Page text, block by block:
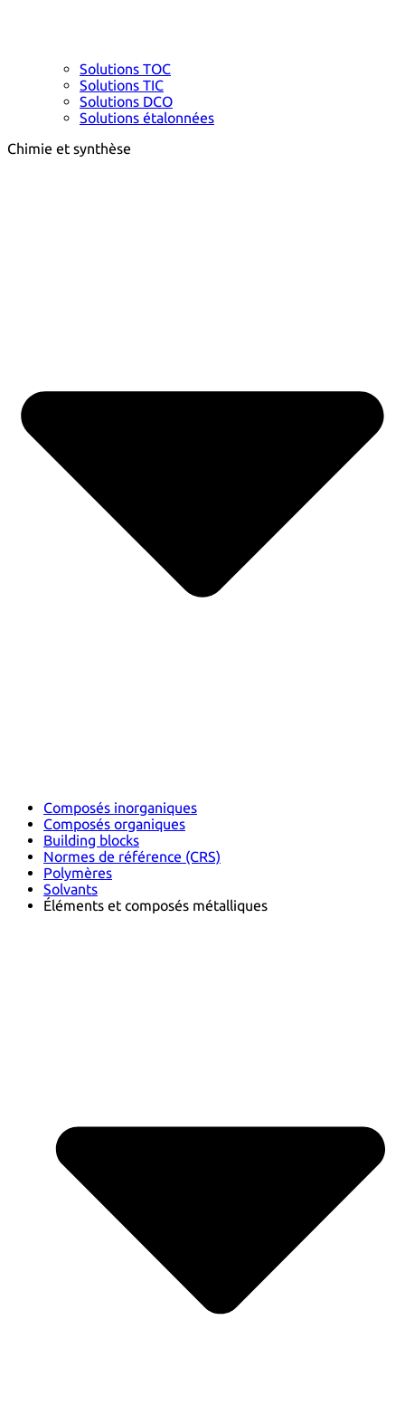
Solutions TOC
Solutions TIC
Solutions DCO
Solutions étalonnées
Chimie et synthèse
Composés inorganiques
Composés organiques
Building blocks
Normes de référence (CRS)
Polymères
Solvants
Éléments et composés métalliques